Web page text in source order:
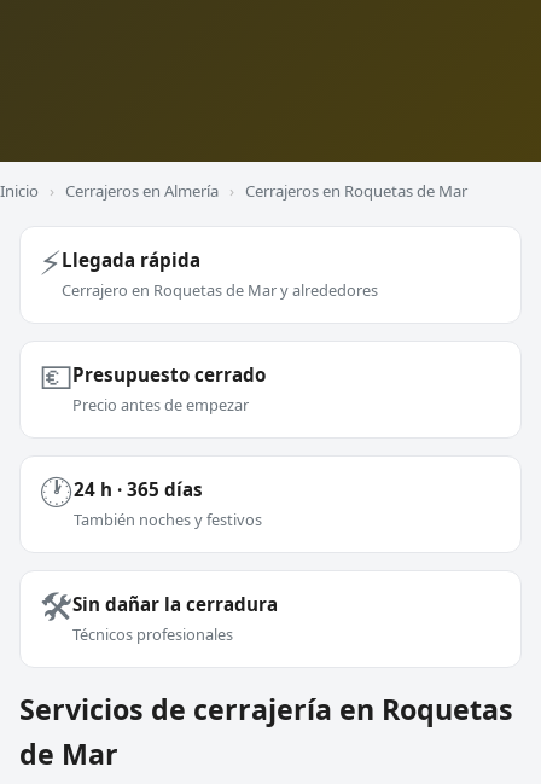
Inicio › Cerrajeros en Almería › Cerrajeros en Roquetas de Mar
⚡Llegada rápida
Cerrajero en Roquetas de Mar y alrededores
💶Presupuesto cerrado
Precio antes de empezar
🕐24 h · 365 días
También noches y festivos
🛠️Sin dañar la cerradura
Técnicos profesionales
Servicios de cerrajería en Roquetas
de Mar